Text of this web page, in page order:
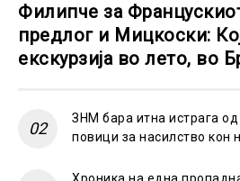
Филипче за
предлог и Мицкоски:
екскурзија во лето, во
ЗНМ бара итна истрага
повици за насилство кон